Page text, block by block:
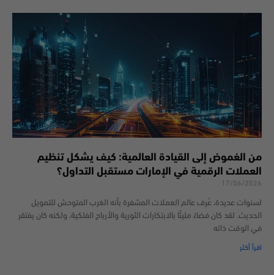
من الغموض إلى القيادة العالمية: كيف يشكل تنظيم
العملات الرقمية في الإمارات مستقبل التداول؟
17/06/2026
لسنوات عديدة، عُرف عالم العملات المشفرة بأنه الغرب المتوحش للتمويل
الحديث. لقد كان فضاءً مليئًا بالابتكارات الثورية والأرباح الفلكية، ولكنه كان يفتقر
في الوقت ذاته
اقرأ أكثر